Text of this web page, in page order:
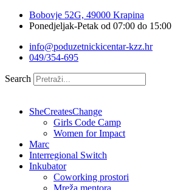
Bobovje 52G, 49000 Krapina
Ponedjeljak-Petak od 07:00 do 15:00
info@poduzetnickicentar-kzz.hr
049/354-695
Search
SheCreatesChange
Girls Code Camp
Women for Impact
Marc
Interregional Switch
Inkubator
Coworking prostori
Mreža mentora